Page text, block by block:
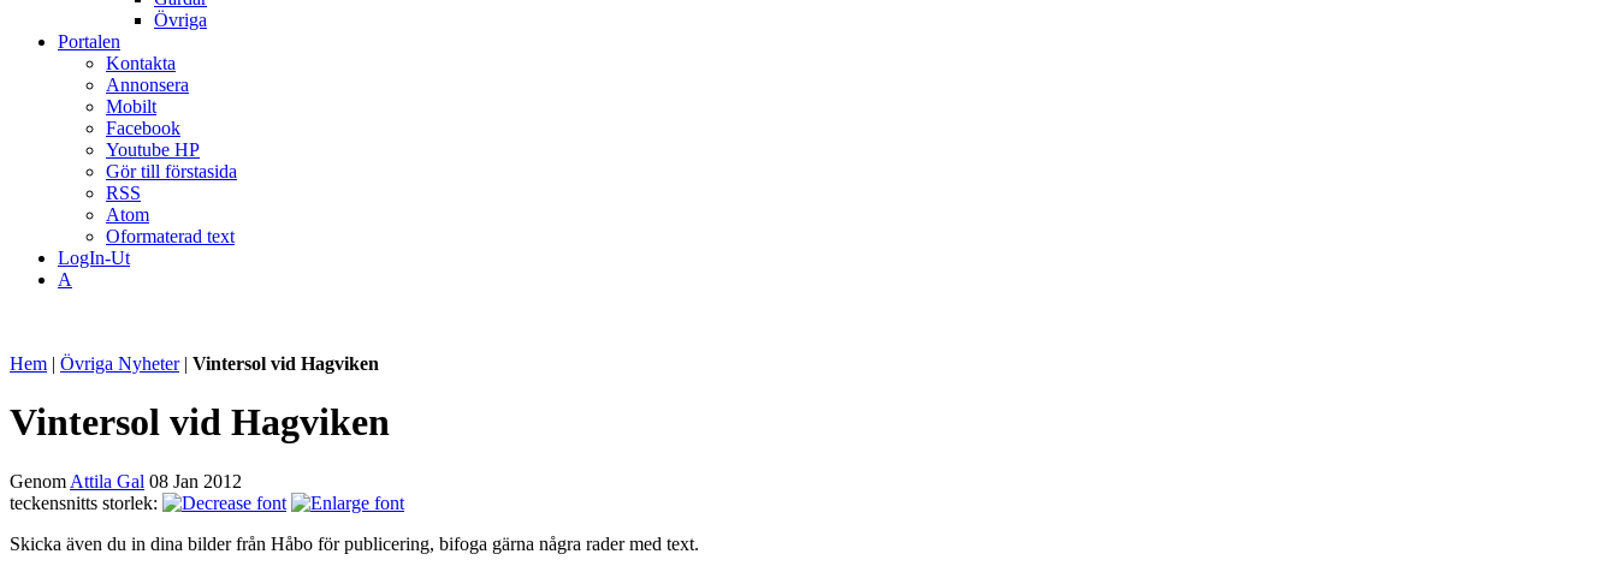
Övriga
Portalen
Kontakta
Annonsera
Mobilt
Facebook
Youtube HP
Gör till förstasida
RSS
Atom
Oformaterad text
LogIn-Ut
A
Hem | Övriga Nyheter| Vintersol vid Hagviken
Vintersol vid Hagviken
Genom Attila Gal 08 Jan 2012
teckensnitts storlek:
Skicka även du in dina bilder från Håbo för publicering, bifoga gärna några rader med text.